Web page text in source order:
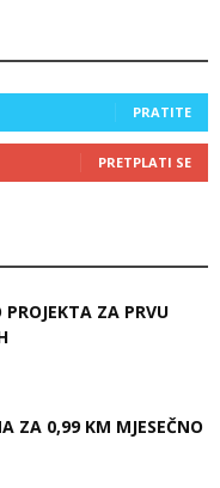
PRATITE
PRETPLATI SE
ZA PRVU
ZA 0,99 KM MJESEČNO